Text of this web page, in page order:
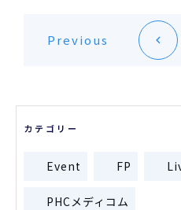
Previous
カテゴリー
Event FP
PHCメディコム